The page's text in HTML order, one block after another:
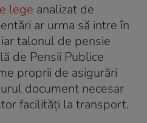
lege analizat de
ar urma să intre în
talonul de pensie
de Pensii Publice
proprii de asigurări
document necesar
facilități la transport.